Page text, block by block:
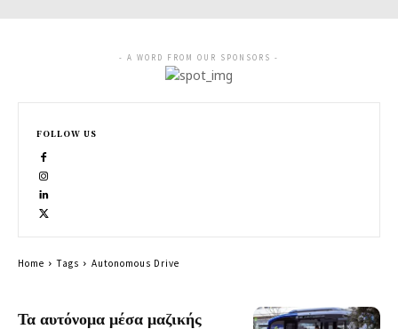
Τα αυτόνομα μέσα μαζικής
- A WORD FROM OUR SPONSORS -
FOLLOW US
Home Tags Autonomous Drive